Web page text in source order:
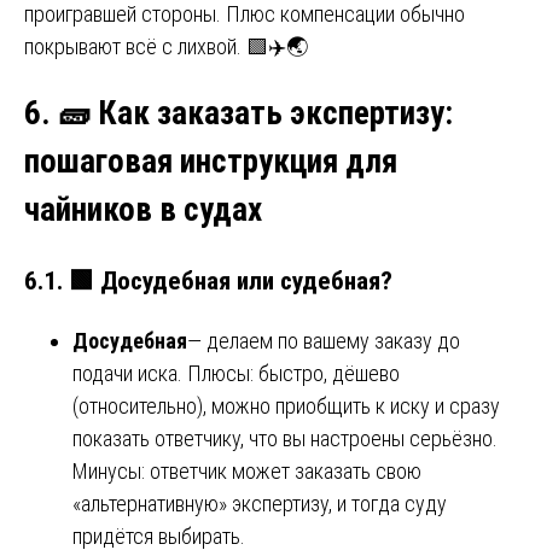
проигравшей стороны. Плюс компенсации обычно
покрывают всё с лихвой. 🟩✈️🌏
6. 🧱 Как заказать экспертизу:
пошаговая инструкция для
чайников в судах
6.1. 🟩 Досудебная или судебная?
Досудебная— делаем по вашему заказу до
подачи иска. Плюсы: быстро, дёшево
(относительно), можно приобщить к иску и сразу
показать ответчику, что вы настроены серьёзно.
Минусы: ответчик может заказать свою
«альтернативную» экспертизу, и тогда суду
придётся выбирать.